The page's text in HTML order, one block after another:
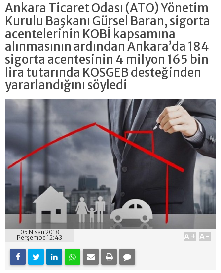
Ankara Ticaret Odası (ATO) Yönetim
Kurulu Başkanı Gürsel Baran, sigorta
acentelerinin KOBİ kapsamına
alınmasının ardından Ankara’da 184
sigorta acentesinin 4 milyon 165 bin
lira tutarında KOSGEB desteğinden
yararlandığını söyledi
05 Nisan 2018
Perşembe 12:43
A+ A-